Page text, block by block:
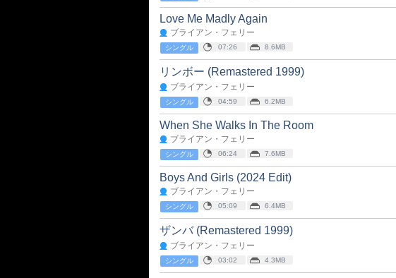
Love Me Madly Again
ブライアン・フェリー
シングル 07:26 8.6MB
リンボー (Remastered 1999)
ブライアン・フェリー
シングル 04:59 6.2MB
When She Walks In The Room
ブライアン・フェリー
シングル 06:24 7.6MB
Boys And Girls (2024 Edit)
ブライアン・フェリー
シングル 05:09 6.4MB
ザンバ (Remastered 1999)
ブライアン・フェリー
シングル 03:02 4.3MB